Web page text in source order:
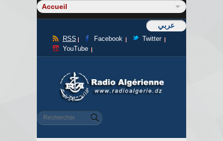
عربي
RSS Facebook
Twitter
YouTube
Formulaire de recherche
Rechercher